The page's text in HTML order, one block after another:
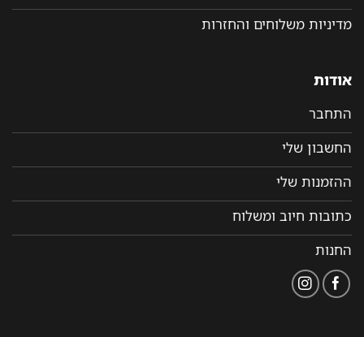
מדיניות משלוחים והחזרות
אודות
התחבר
החשבון שלי
ההזמנות שלי
כתובות חיוב ומשלוח
החנות